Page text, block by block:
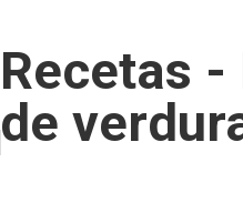
Recetas
de